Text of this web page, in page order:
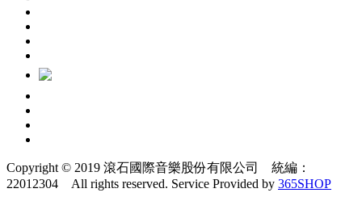
Copyright © 2019 滾石國際音樂股份有限公司 統編：
22012304 All rights reserved. Service Provided by 365SHOP